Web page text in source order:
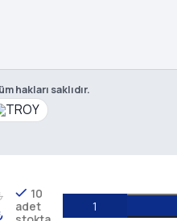
hakları saklıdır.
10
adet